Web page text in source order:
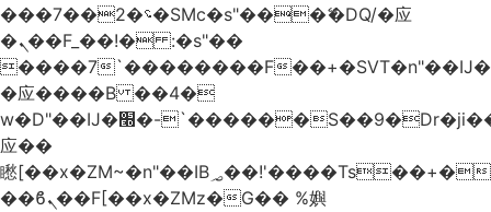
���؝�2��7�SMc�s"���ޭ�DQ/�应
�ܢ��F_��!� :�s"��
����7`��������F
�应����B ��4�
w�D"��IJ�׭�-`������S��9�Dr�ji��EJ߅��gJ�
应��
矁[��x�ZM~�n"��IB؃��!'����Тѕ��+��(m��IK�ʭ�/|
��ϐܢ��F[��x�ZMz�G�� %嬩